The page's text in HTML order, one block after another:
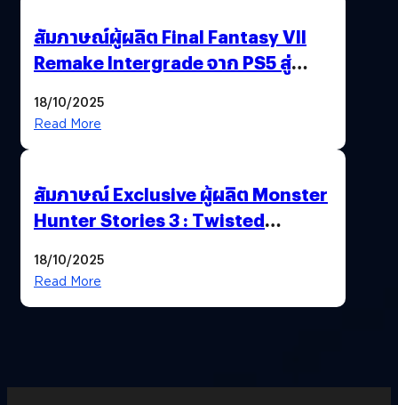
สัมภาษณ์ผู้ผลิต Final Fantasy VII
Remake Intergrade จาก PS5 สู่
18/10/2025
Read More
สัมภาษณ์ Exclusive ผู้ผลิต Monster
Hunter Stories 3 : Twisted
สวยฉ่ำ !
18/10/2025
Read More